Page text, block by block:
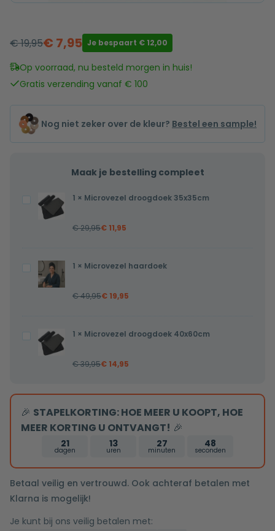
€19,95
Oorspronkelijke
prijs
was:
€ 7,95
Huidige
prijs
is:
Je bespaart € 12,00
Op voorraad, nu besteld morgen in huis!
Gratis verzending vanaf € 100
Nog niet zeker over de kleur? Bestel een sample!
Maak je bestelling compleet
Microvezel
droogdoek
35x35cm
1 × Microvezel droogdoek 35x35cm
€29,95€ 11,95
Microvezel
haardoek
1 × Microvezel haardoek
€49,95€ 19,95
Microvezel
droogdoek
40x60cm
1 × Microvezel droogdoek 40x60cm
€39,95€ 14,95
🎉 STAPELKORTING: HOE MEER U KOOPT, HOE
MEER KORTING U ONTVANGT! 🎉
21
dagen
13
uren
27
minuten
48
seconden
Betaal veilig en vertrouwd. Ook achteraf betalen met
Klarna is mogelijk!
Je kunt bij ons veilig betalen met: